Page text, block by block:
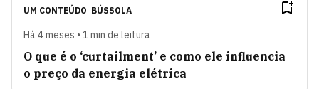
UM CONTEÚDO BÚSSOLA
Há 4 meses • 1 min de leitura
O que é o ‘curtailment’ e como ele influencia
o preço da energia elétrica